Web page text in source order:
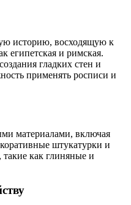
историю, восходящую к
египетская и римская.
гладких стен и
применять росписи и
материалами, включая
штукатурки и
как глиняные и